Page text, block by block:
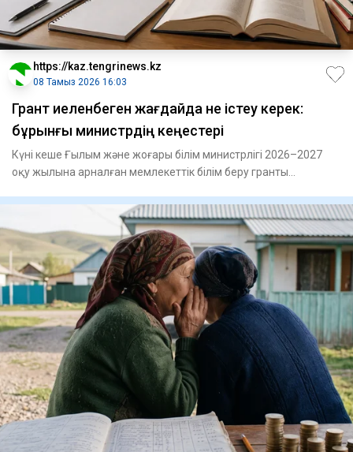
https://kaz.tengrinews.kz
08 Тамыз 2026 16:03
Грант иеленбеген жағдайда не істеу керек:
бұрынғы министрдің кеңестері
Күні кеше Ғылым және жоғары білім министрлігі 2026–2027
оқу жылына арналған мемлекеттік білім беру гранты